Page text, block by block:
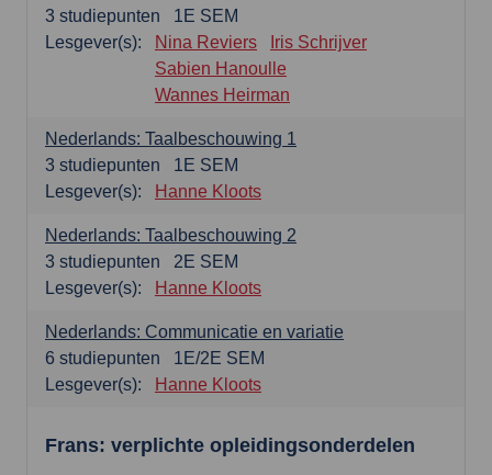
1E SEM
3 studiepunten
Lesgever(s):
Nina Reviers
Iris Schrijver
Sabien Hanoulle
Wannes Heirman
Nederlands: Taalbeschouwing 1
1E SEM
3 studiepunten
Lesgever(s):
Hanne Kloots
Nederlands: Taalbeschouwing 2
2E SEM
3 studiepunten
Lesgever(s):
Hanne Kloots
Nederlands: Communicatie en variatie
1E/2E SEM
6 studiepunten
Lesgever(s):
Hanne Kloots
Frans: verplichte opleidingsonderdelen